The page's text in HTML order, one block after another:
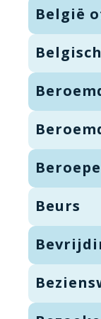
België
Belgisch
Beurs